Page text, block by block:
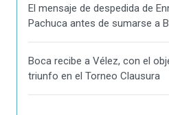
El mensaje de despedida de
Pachuca antes de sumarse a
Boca recibe a Vélez, con el
triunfo en el Torneo Clausura